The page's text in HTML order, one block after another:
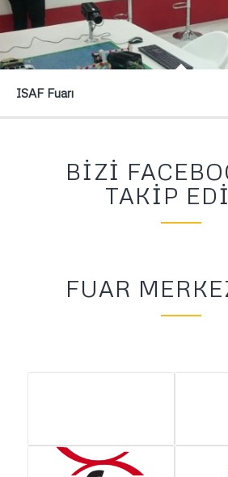
ISAF Fuarı
BIZI
TAKIP
FUAR